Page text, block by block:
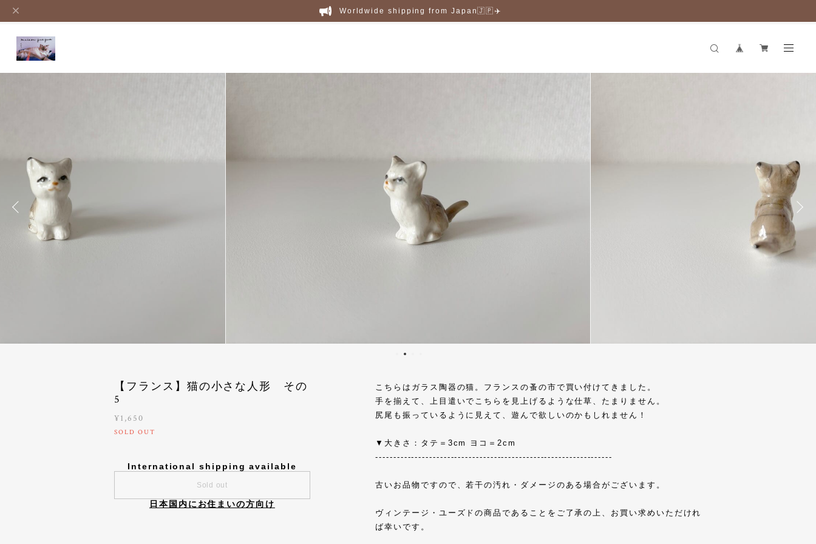
Worldwide shipping from Japan🇯🇵✈️
【フランス】猫の小さな人形 その
5
¥1,650
SOLD OUT
International shipping available
Sold out
日本国内にお住まいの方向け
こちらはガラス陶器の猫。フランスの蚤の市で買い付けてきました。
手を揃えて、上目遣いでこちらを見上げるような仕草、たまりません。
尻尾も振っているように見えて、遊んで欲しいのかもしれません！
▼大きさ：タテ＝3cm ヨコ＝2cm
------------------------------------------------------------------
古いお品物ですので、若干の汚れ・ダメージのある場合がございます。
ヴィンテージ・ユーズドの商品であることをご了承の上、お買い求めいただけれ
ば幸いです。